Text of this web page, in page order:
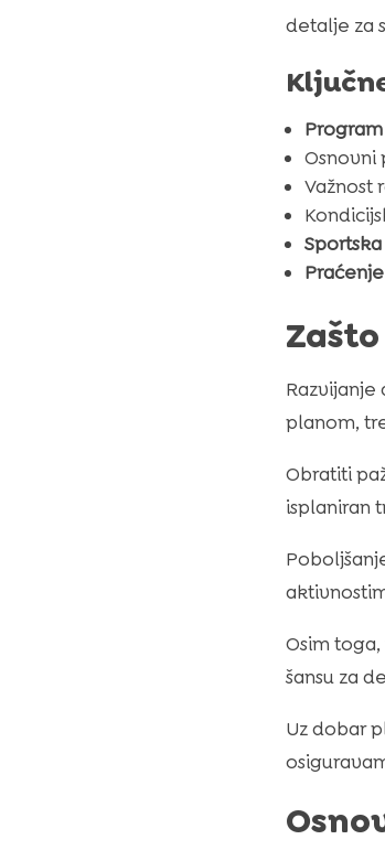
detalje za
Osnovni
Važnost
Razvijanje
planom,
Obratiti
isplaniran
Osim
šansu za
Uz dobar